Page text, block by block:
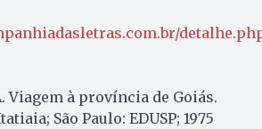
Viagem à província de Goiás.
São Paulo: EDUSP; 1975